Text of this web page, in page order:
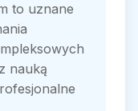
to uznane
nauką